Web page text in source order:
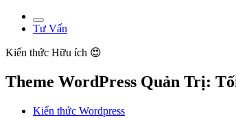
Tư Vấn
Kiến thức Hữu ích 😍
Theme WordPress Quản Trị:
Kiến thức Wordpress